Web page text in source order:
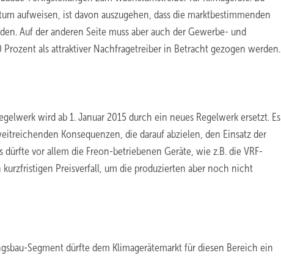
aufweisen, ist davon auszugehen, dass die marktbestimmenden
Auf der anderen Seite muss aber auch der Gewerbe- und
als attraktiver Nachfragetreiber in Betracht gezogen werden.
wird ab 1. Januar 2015 durch ein neues Regelwerk ersetzt. Es
Konsequenzen, die darauf abzielen, den Einsatz der
dürfte vor allem die Freon-betriebenen Geräte, wie z.B. die VRF-
Preisverfall, um die produzierten aber noch nicht
Segment dürfte dem Klimagerätemarkt für diesen Bereich ein